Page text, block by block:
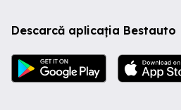
Descarcă aplicația Bestauto